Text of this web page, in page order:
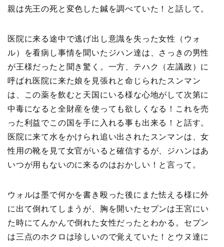
親は先王の死と変色した鍼を調べていた！と話して。
医院に来る途中で逃げ出し意識を失った女性（ウォ
ル）を看病し事情を聞いたジハン達は、さっきの男性
が王様だったと聞き驚く。一方、テハク（左議政）に
呼ばれ医院に来た娘を見張れと命じられたスンマン
は、この薬を飲むと天国にいる様な心地がして次第に
中毒になると全財産を使っても欲しくなる！これを売
った利益でこの国を手に入れる事も出来る！と話す。
医院に来て水をかけられ追い出されたスンマンは、女
性用の靴を見て女官がいると確信するが、ジハンはあ
いつが用もないのに来るのはおかしい！と言って。
ウォルは墨で何かを書き殴った後にまた怯える様に外
に出て倒れてしまうが、胸を開いたセプンは王宮にい
た時にてんかんで倒れた女性だったとわかる。セプン
は三点のホクロは珍しいので覚えていた！とウヌ達に